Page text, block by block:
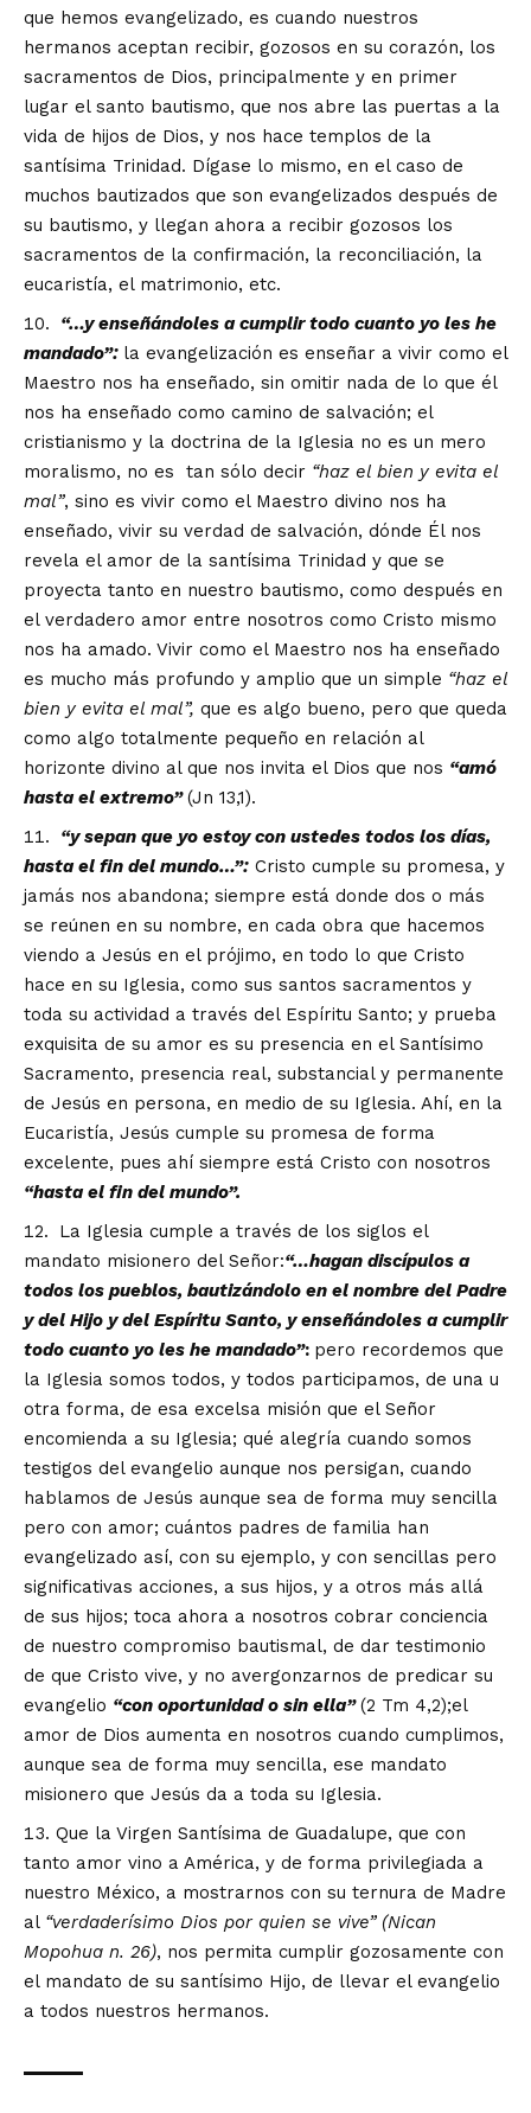
que hemos evangelizado, es cuando nuestros
hermanos aceptan recibir, gozosos en su corazón, los
sacramentos de Dios, principalmente y en primer
lugar el santo bautismo, que nos abre las puertas a la
vida de hijos de Dios, y nos hace templos de la
santísima Trinidad. Dígase lo mismo, en el caso de
muchos bautizados que son evangelizados después de
su bautismo, y llegan ahora a recibir gozosos los
sacramentos de la confirmación, la reconciliación, la
eucaristía, el matrimonio, etc.
“…y enseñándoles a cumplir todo cuanto yo les he
mandado”: la evangelización es enseñar a vivir como el
Maestro nos ha enseñado, sin omitir nada de lo que él
nos ha enseñado como camino de salvación; el
cristianismo y la doctrina de la Iglesia no es un mero
moralismo, no es tan sólo decir “haz el bien y evita el
mal”, sino es vivir como el Maestro divino nos ha
enseñado, vivir su verdad de salvación, dónde Él nos
revela el amor de la santísima Trinidad y que se
proyecta tanto en nuestro bautismo, como después en
el verdadero amor entre nosotros como Cristo mismo
nos ha amado. Vivir como el Maestro nos ha enseñado
es mucho más profundo y amplio que un simple “haz el
bien y evita el mal”, que es algo bueno, pero que queda
como algo totalmente pequeño en relación al
horizonte divino al que nos invita el Dios que nos “amó
hasta el extremo” (Jn 13,1).
“y sepan que yo estoy con ustedes todos los días,
hasta el fin del mundo…”: Cristo cumple su promesa, y
jamás nos abandona; siempre está donde dos o más
se reúnen en su nombre, en cada obra que hacemos
viendo a Jesús en el prójimo, en todo lo que Cristo
hace en su Iglesia, como sus santos sacramentos y
toda su actividad a través del Espíritu Santo; y prueba
exquisita de su amor es su presencia en el Santísimo
Sacramento, presencia real, substancial y permanente
de Jesús en persona, en medio de su Iglesia. Ahí, en la
Eucaristía, Jesús cumple su promesa de forma
excelente, pues ahí siempre está Cristo con nosotros
“hasta el fin del mundo”.
La Iglesia cumple a través de los siglos el
mandato misionero del Señor:“…hagan discípulos a
todos los pueblos, bautizándolo en el nombre del Padre
y del Hijo y del Espíritu Santo, y enseñándoles a cumplir
todo cuanto yo les he mandado”: pero recordemos que
la Iglesia somos todos, y todos participamos, de una u
otra forma, de esa excelsa misión que el Señor
encomienda a su Iglesia; qué alegría cuando somos
testigos del evangelio aunque nos persigan, cuando
hablamos de Jesús aunque sea de forma muy sencilla
pero con amor; cuántos padres de familia han
evangelizado así, con su ejemplo, y con sencillas pero
significativas acciones, a sus hijos, y a otros más allá
de sus hijos; toca ahora a nosotros cobrar conciencia
de nuestro compromiso bautismal, de dar testimonio
de que Cristo vive, y no avergonzarnos de predicar su
evangelio “con oportunidad o sin ella” (2 Tm 4,2);el
amor de Dios aumenta en nosotros cuando cumplimos,
aunque sea de forma muy sencilla, ese mandato
misionero que Jesús da a toda su Iglesia.
Que la Virgen Santísima de Guadalupe, que con
tanto amor vino a América, y de forma privilegiada a
nuestro México, a mostrarnos con su ternura de Madre
al “verdaderísimo Dios por quien se vive” (Nican
Mopohua n. 26), nos permita cumplir gozosamente con
el mandato de su santísimo Hijo, de llevar el evangelio
a todos nuestros hermanos.